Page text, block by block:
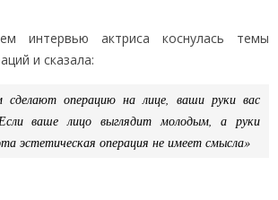
интервью актриса коснулась темы
и сказала:
сделают операцию на лице, ваши руки вас
ваше лицо выглядит молодым, а руки
эстетическая операция не имеет смысла»